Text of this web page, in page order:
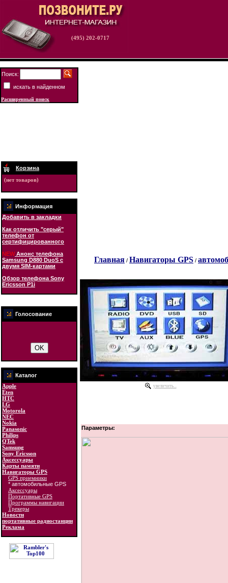
(495) 202-0717
Поиск:
искать в найденном
Расширенный поиск
Корзина
(нет товаров)
Информация
Добавить в закладки
Как отличить "серый"
телефон от
сертифицированного
NEWАнонс телефона
Samsung D880 DuoS с
двумя SIM-картами
Обзор телефона Sony
Ericsson P1i
Голосование
Каталог
Apple
Eten
HTC
LG
Motorola
NEC
Nokia
Panasonic
Philips
QTek
Samsung
Sony Ericsson
Аксессуары
Карты памяти
Навигаторы GPS
GPS приемники
* автомобильные GPS
Аксессуары
Портативные GPS
Программы навигации
Трекеры
Новости
портативные радиостанции
Реклама
Главная / Навигаторы GPS /
увеличить...
Параметры: